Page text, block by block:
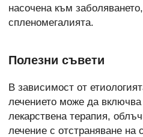
насочена към
спленомегалията.
Полезни съвети
В зависимост от
лечението може да
лекарствена терапия,
лечение с отстраняване на